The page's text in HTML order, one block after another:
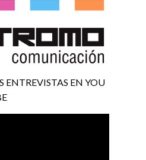
ENTREVISTAS EN YOU